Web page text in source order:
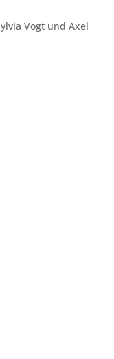
Vogt und Axel